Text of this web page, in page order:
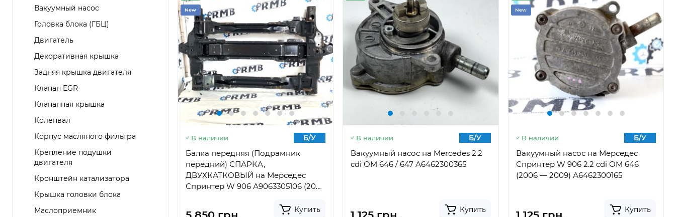
Вакуумный насос
Головка блока (ГБЦ)
Двигатель
Декоративная крышка
Задняя крышка двигателя
Клапан EGR
Клапанная крышка
Коленвал
Корпус масляного фильтра
Крепление подушки
двигателя
Кронштейн катализатора
Крышка головки блока
Маслоприемник
New
В наличии Б/У
Балка передняя (Подрамник
передний) СПАРКА,
ДВУХКАТКОВЫЙ на Мерседес
Спринтер W 906 А9063305106 (2006
Купить
В наличии Б/У
Вакуумный насос на Mercedes 2.2
cdi OM 646 / 647 А6462300365
Купить
New
В наличии Б/У
Вакуумный насос на Мерседес
Спринтер W 906 2.2 cdi OM 646
(2006 — 2009) А6462300165
Купить